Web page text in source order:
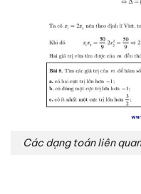
Các dạng toán liên